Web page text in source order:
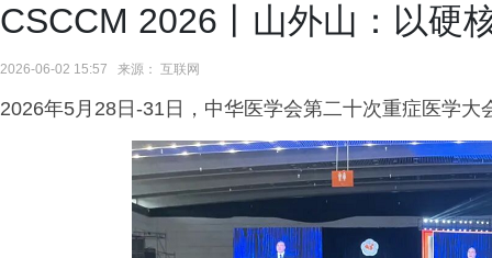
CSCCM 2026丨山外山：以硬
2026-06-02 15:57 来源： 互联网
2026年5月28日-31日，中华医学会第二十次重症医学大